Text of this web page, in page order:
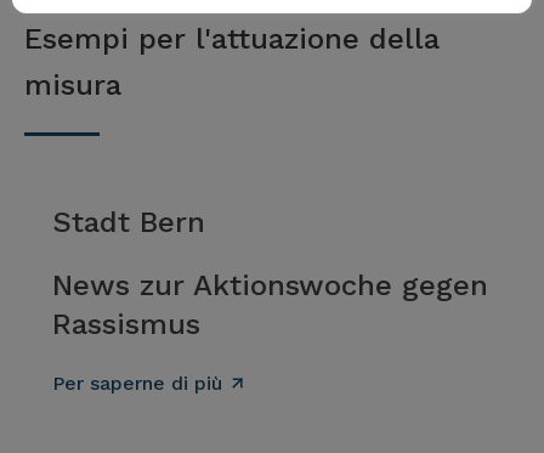
Esempi per l'attuazione della
misura
Stadt Bern
News zur Aktionswoche gegen
Rassismus
Per saperne di più